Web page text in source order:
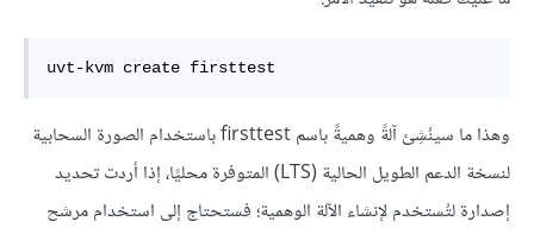
uvt-kvm create firsttest
وهذا ما سينُشِئ آلةً وهميةً باسم firsttest باستخدام الصورة السحابية
لنسخة الدعم الطويل الحالية (LTS) المتوفرة محليًا، إذا أردت تحديد
إصدارة لتُستخدم لإنشاء الآلة الوهمية؛ فستحتاج إلى استخدام مرشح